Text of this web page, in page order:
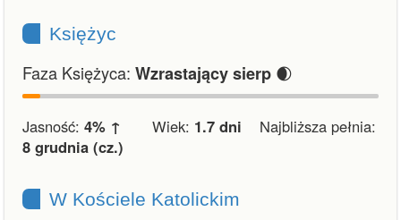
Księżyc
Faza Księżyca: Wzrastający sierp 🌒
Jasność: 4% ↑ Wiek: 1.7 dni Najbliższa pełnia:
8 grudnia (cz.)
W Kościele Katolickim